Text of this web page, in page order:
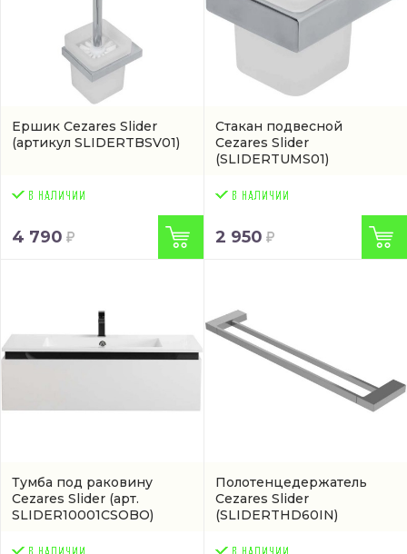
Ершик Cezares Slider
(артикул SLIDERTBSV01)
4 790
Стакан подвесной
Cezares Slider
(SLIDERTUMS01)
2 950
Тумба под раковину
Cezares Slider (арт.
SLIDER10001CSOBO)
Полотенцедержатель
Cezares Slider
(SLIDERTHD60IN)